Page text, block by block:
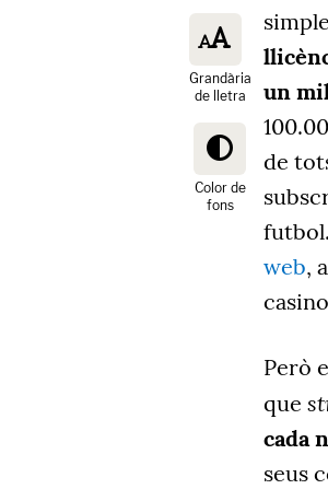
Grandària
de lletra
Color de
fons
un
de
web,
Però
que
cada
seus